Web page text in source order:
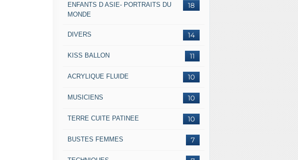
18
ENFANTS D ASIE- PORTRAITS DU
MONDE
14
DIVERS
11
KISS BALLON
10
ACRYLIQUE FLUIDE
10
MUSICIENS
10
TERRE CUITE PATINEE
7
BUSTES FEMMES